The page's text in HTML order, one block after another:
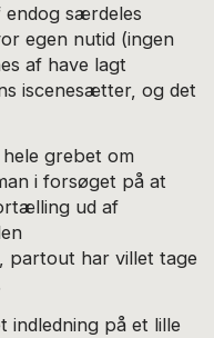
endog særdeles
egen nutid (ingen
af have lagt
iscenesætter, og det
grebet om
i forsøget på at
ud af
partout har villet tage
indledning på et lille